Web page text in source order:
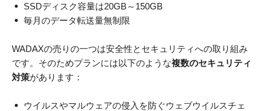
SSDディスク容量は20GB～150GB
毎月のデータ転送量無制限
WADAXの売りの一つは安全性とセキュリティへの取り組み
です。そのためプランには以下のような複数のセキュリティ
対策があります：
ウイルスやマルウェアの侵入を防ぐウェブウイルスチェ